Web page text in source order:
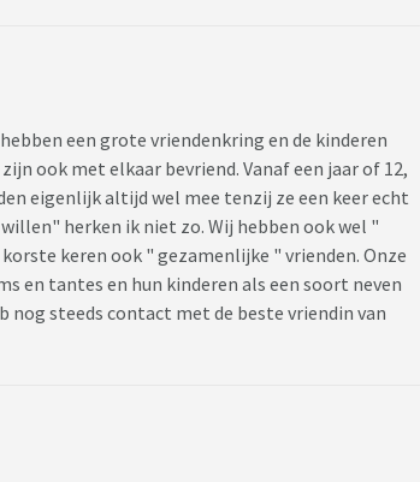
een grote vriendenkring en de kinderen
ook met elkaar bevriend. Vanaf een jaar of 12,
eigenlijk altijd wel mee tenzij ze een keer echt
herken ik niet zo. Wij hebben ook wel "
keren ook " gezamenlijke " vrienden. Onze
en tantes en hun kinderen als een soort neven
nog steeds contact met de beste vriendin van